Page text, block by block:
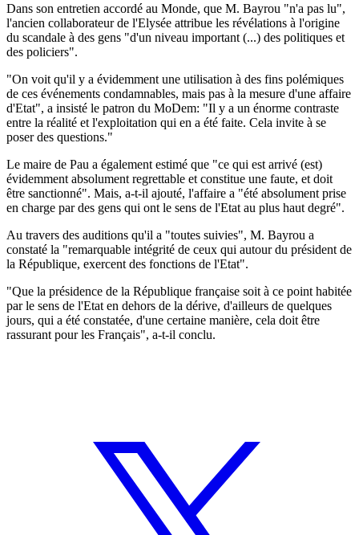
Dans son entretien accordé au Monde, que M. Bayrou "n'a pas lu",
l'ancien collaborateur de l'Elysée attribue les révélations à l'origine
du scandale à des gens "d'un niveau important (...) des politiques et
des policiers".
"On voit qu'il y a évidemment une utilisation à des fins polémiques
de ces événements condamnables, mais pas à la mesure d'une affaire
d'Etat", a insisté le patron du MoDem: "Il y a un énorme contraste
entre la réalité et l'exploitation qui en a été faite. Cela invite à se
poser des questions."
Le maire de Pau a également estimé que "ce qui est arrivé (est)
évidemment absolument regrettable et constitue une faute, et doit
être sanctionné". Mais, a-t-il ajouté, l'affaire a "été absolument prise
en charge par des gens qui ont le sens de l'Etat au plus haut degré".
Au travers des auditions qu'il a "toutes suivies", M. Bayrou a
constaté la "remarquable intégrité de ceux qui autour du président de
la République, exercent des fonctions de l'Etat".
"Que la présidence de la République française soit à ce point habitée
par le sens de l'Etat en dehors de la dérive, d'ailleurs de quelques
jours, qui a été constatée, d'une certaine manière, cela doit être
rassurant pour les Français", a-t-il conclu.